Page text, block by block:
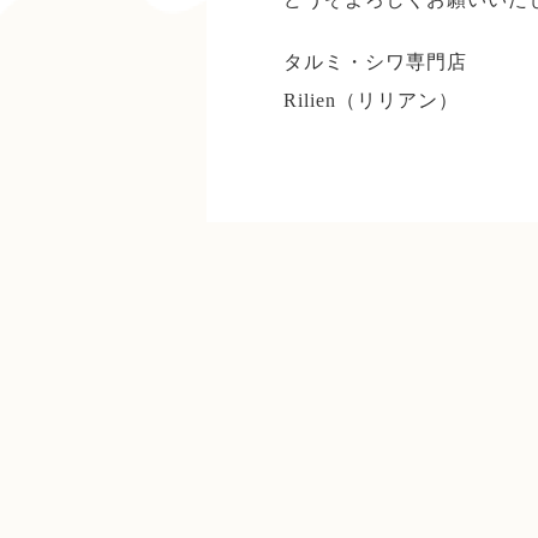
タルミ・シワ専門店
Rilien（リリアン）